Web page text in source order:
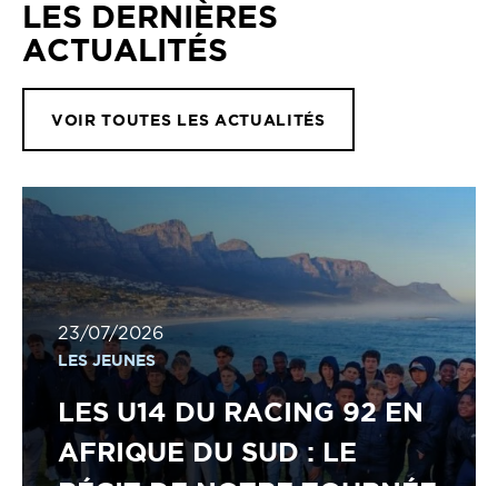
LES DERNIÈRES
ACTUALITÉS
VOIR TOUTES LES ACTUALITÉS
23/07/2026
LES JEUNES
LES U14 DU RACING 92 EN
AFRIQUE DU SUD : LE